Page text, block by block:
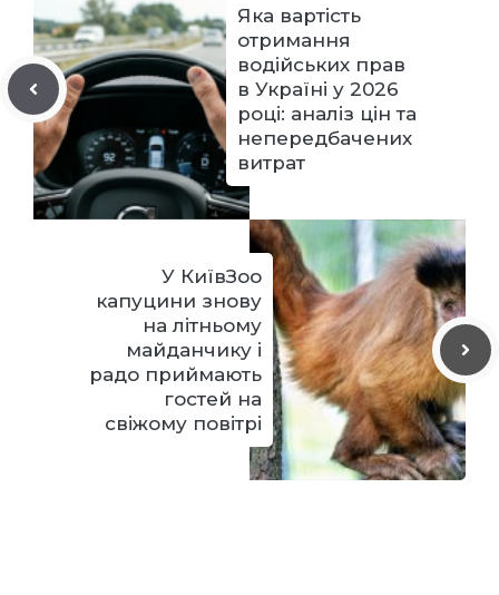
Яка вартість
отримання
водійських прав
в Україні у 2026
році: аналіз цін та
непередбачених
витрат
У КиївЗоо
капуцини знову
на літньому
майданчику і
радо приймають
гостей на
свіжому повітрі